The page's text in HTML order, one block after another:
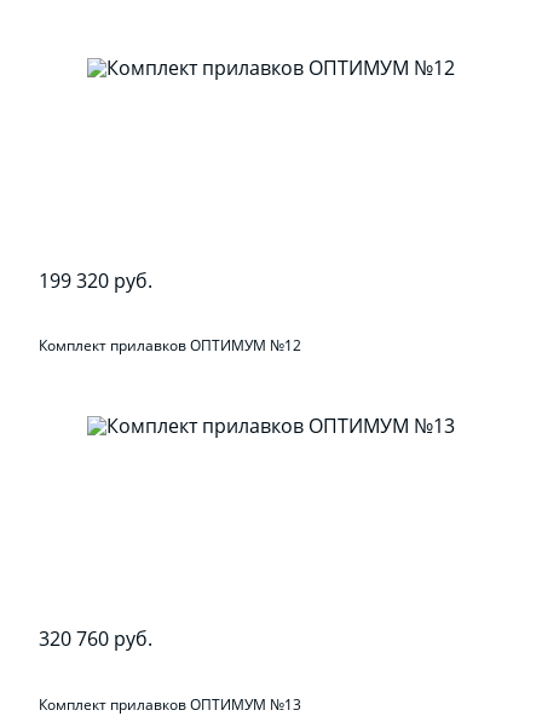
199 320 руб.
Комплект прилавков ОПТИМУМ №12
320 760 руб.
Комплект прилавков ОПТИМУМ №13